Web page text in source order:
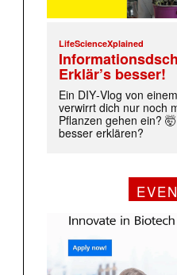
LifeScienceXplained
Erklär’s besser!
Ein DIY‑Vlog von
verwirrt dich nur noch
Pflanzen gehen ein?
besser erklären?